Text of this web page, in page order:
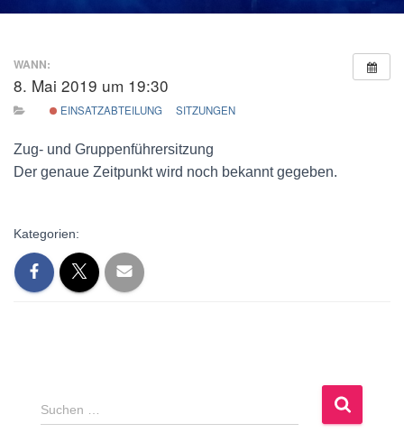
WANN:
8. Mai 2019 um 19:30
EINSATZABTEILUNG SITZUNGEN
Zug- und Gruppenführersitzung
Der genaue Zeitpunkt wird noch bekannt gegeben.
Kategorien:
S
u
Suchen …